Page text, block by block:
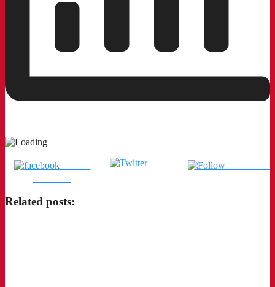
แชร์บน
Tweet
Related posts: